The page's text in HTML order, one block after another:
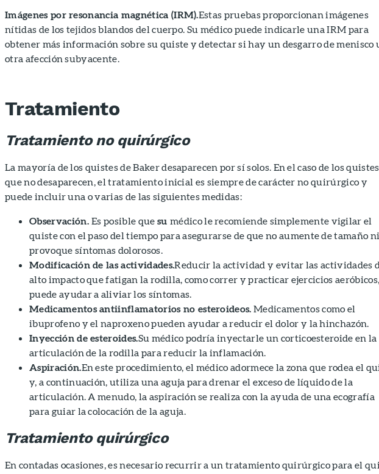
Imágenes por resonancia magnética (IRM).Estas pruebas proporcionan imágenes
nítidas de los tejidos blandos del cuerpo. Su médico puede indicarle una IRM para
obtener más información sobre su quiste y detectar si hay un desgarro de menisco
otra afección subyacente.
Tratamiento
Tratamiento no quirúrgico
La mayoría de los quistes de Baker desaparecen por sí solos. En el caso de los quistes
que no desaparecen, el tratamiento inicial es siempre de carácter no quirúrgico y
puede incluir una o varias de las siguientes medidas:
Observación.Es posible que su médico le recomiende simplemente vigilar el
quiste con el paso del tiempo para asegurarse de que no aumente de tamaño
provoque síntomas dolorosos.
Modificación de las actividades.Reducir la actividad y evitar las actividades
alto impacto que fatigan la rodilla, como correr y practicar ejercicios
puede ayudar a aliviar los síntomas.
Medicamentos antiinflamatorios no esteroideos. Medicamentos como el
ibuprofeno y el naproxeno pueden ayudar a reducir el dolor y la hinchazón.
Inyección de esteroides.Su médico podría inyectarle un corticoesteroide en la
articulación de la rodilla para reducir la inflamación.
Aspiración.En este procedimiento, el médico adormece la zona que rodea el
y, a continuación, utiliza una aguja para drenar el exceso de líquido de la
articulación. A menudo, la aspiración se realiza con la ayuda de una ecografía
para guiar la colocación de la aguja.
Tratamiento quirúrgico
En contadas ocasiones, es necesario recurrir a un tratamiento quirúrgico para el